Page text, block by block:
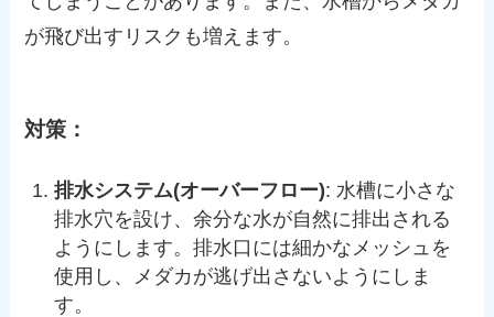
が飛び出すリスクも増えます。
対策：
排水システム(オーバーフロー): 水槽に小さな
排水穴を設け、余分な水が自然に排出される
ようにします。排水口には細かなメッシュを
使用し、メダカが逃げ出さないようにしま
す。